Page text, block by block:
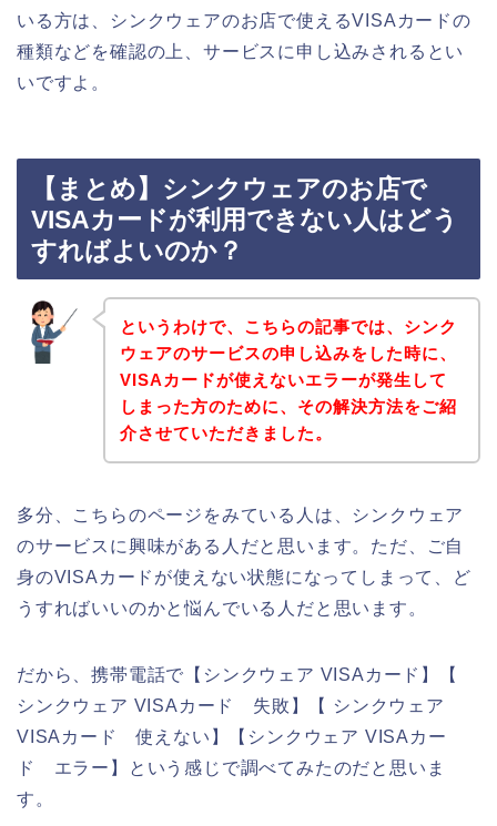
いる方は、シンクウェアのお店で使えるVISAカードの
種類などを確認の上、サービスに申し込みされるとい
いですよ。
【まとめ】シンクウェアのお店で
VISAカードが利用できない人はどう
すればよいのか？
というわけで、こちらの記事では、シンク
ウェアのサービスの申し込みをした時に、
VISAカードが使えないエラーが発生して
しまった方のために、その解決方法をご紹
介させていただきました。
多分、こちらのページをみている人は、シンクウェア
のサービスに興味がある人だと思います。ただ、ご自
身のVISAカードが使えない状態になってしまって、ど
うすればいいのかと悩んでいる人だと思います。
だから、携帯電話で【シンクウェア VISAカード】【
シンクウェア VISAカード 失敗】【 シンクウェア
VISAカード 使えない】【シンクウェア VISAカー
ド エラー】という感じで調べてみたのだと思いま
す。